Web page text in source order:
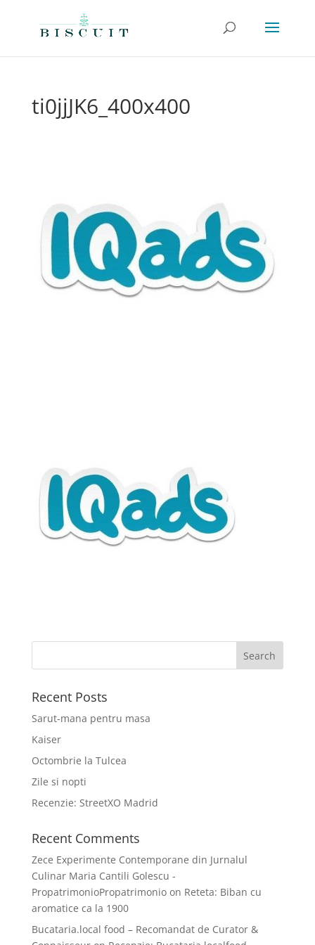
ti0jjJK6_400x400
Recent Posts
Sarut-mana pentru masa
Kaiser
Octombrie la Tulcea
Zile si nopti
Recenzie: StreetXO Madrid
Recent Comments
Zece Experimente Contemporane din Jurnalul
Culinar Maria Cantili Golescu -
PropatrimonioPropatrimonioon Reteta: Biban cu
aromatice ca la 1900
Bucataria.local food – Recomandat de Curator &